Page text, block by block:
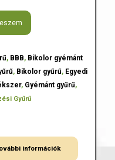
, BBB, Bikolor gyémánt
, Bikolor gyűrű, Egyedi
, Gyémánt gyűrű,
Gyűrű
információk